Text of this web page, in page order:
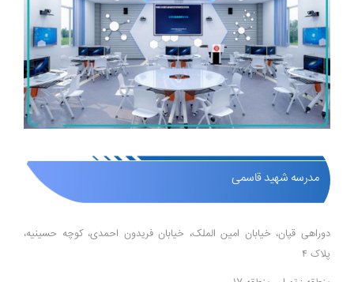
مدرسه شهید قاسمی
دوراهی قپان، خیابان امین الملک، خیابان فریدون احمدی، کوچه حسینیه،
پلاک ۴